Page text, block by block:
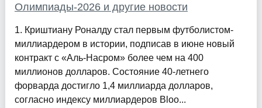
Олимпиады-2026 и другие новости
1. Криштиану Роналду стал первым футболистом-
миллиардером в истории, подписав в июне новый
контракт с «Аль-Насром» более чем на 400
миллионов долларов. Состояние 40-летнего
форварда достигло 1,4 миллиарда долларов,
согласно индексу миллиардеров Bloo...